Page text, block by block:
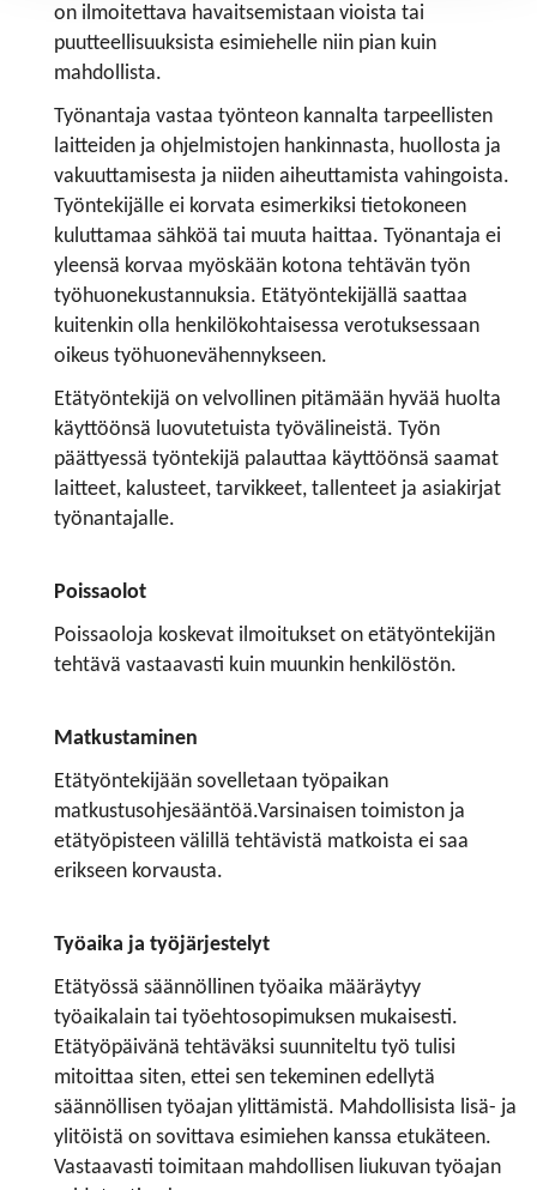
on ilmoitettava havaitsemistaan vioista tai
puutteellisuuksista esimiehelle niin pian kuin
mahdollista.
Työnantaja vastaa työnteon kannalta tarpeellisten
laitteiden ja ohjelmistojen hankinnasta, huollosta ja
vakuuttamisesta ja niiden aiheuttamista vahingoista.
Työntekijälle ei korvata esimerkiksi tietokoneen
kuluttamaa sähköä tai muuta haittaa. Työnantaja ei
yleensä korvaa myöskään kotona tehtävän työn
työhuonekustannuksia. Etätyöntekijällä saattaa
kuitenkin olla henkilökohtaisessa verotuksessaan
oikeus työhuonevähennykseen.
Etätyöntekijä on velvollinen pitämään hyvää huolta
käyttöönsä luovutetuista työvälineistä. Työn
päättyessä työntekijä palauttaa käyttöönsä saamat
laitteet, kalusteet, tarvikkeet, tallenteet ja asiakirjat
työnantajalle.
Poissaolot
Poissaoloja koskevat ilmoitukset on etätyöntekijän
tehtävä vastaavasti kuin muunkin henkilöstön.
Matkustaminen
Etätyöntekijään sovelletaan työpaikan
matkustusohjesääntöä.Varsinaisen toimiston ja
etätyöpisteen välillä tehtävistä matkoista ei saa
erikseen korvausta.
Työaika ja työjärjestelyt
Etätyössä säännöllinen työaika määräytyy
työaikalain tai työehtosopimuksen mukaisesti.
Etätyöpäivänä tehtäväksi suunniteltu työ tulisi
mitoittaa siten, ettei sen tekeminen edellytä
säännöllisen työajan ylittämistä. Mahdollisista lisä- ja
ylitöistä on sovittava esimiehen kanssa etukäteen.
Vastaavasti toimitaan mahdollisen liukuvan työajan